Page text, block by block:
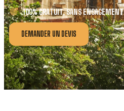
100% GRATUIT, SANS ENGAGEMENT
DEMANDER UN DEVIS